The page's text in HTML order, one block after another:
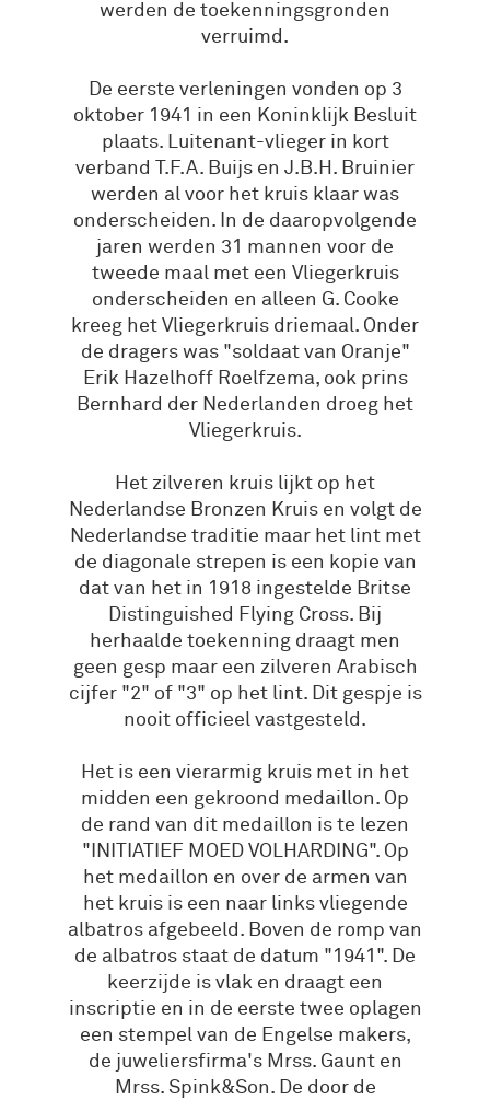
werden de toekenningsgronden
verruimd.
De eerste verleningen vonden op 3
oktober 1941 in een Koninklijk Besluit
plaats. Luitenant-vlieger in kort
verband T.F.A. Buijs en J.B.H. Bruinier
werden al voor het kruis klaar was
onderscheiden. In de daaropvolgende
jaren werden 31 mannen voor de
tweede maal met een Vliegerkruis
onderscheiden en alleen G. Cooke
kreeg het Vliegerkruis driemaal. Onder
de dragers was "soldaat van Oranje"
Erik Hazelhoff Roelfzema, ook prins
Bernhard der Nederlanden droeg het
Vliegerkruis.
Het zilveren kruis lijkt op het
Nederlandse Bronzen Kruis en volgt de
Nederlandse traditie maar het lint met
de diagonale strepen is een kopie van
dat van het in 1918 ingestelde Britse
Distinguished Flying Cross. Bij
herhaalde toekenning draagt men
geen gesp maar een zilveren Arabisch
cijfer "2" of "3" op het lint. Dit gespje is
nooit officieel vastgesteld.
Het is een vierarmig kruis met in het
midden een gekroond medaillon. Op
de rand van dit medaillon is te lezen
"INITIATIEF MOED VOLHARDING". Op
het medaillon en over de armen van
het kruis is een naar links vliegende
albatros afgebeeld. Boven de romp van
de albatros staat de datum "1941". De
keerzijde is vlak en draagt een
inscriptie en in de eerste twee oplagen
een stempel van de Engelse makers,
de juweliersfirma's Mrss. Gaunt en
Mrss. Spink&Son. De door de